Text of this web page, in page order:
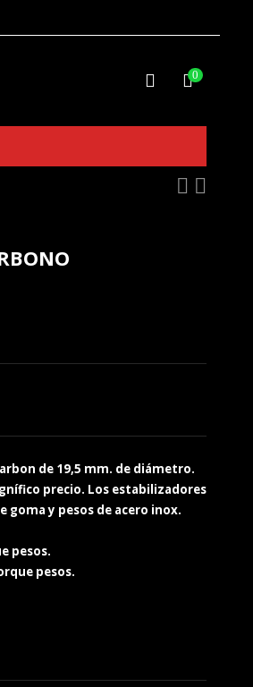
0
de 19,5 mm. de diámetro.
precio. Los estabilizadores
y pesos de acero inox.
pesos.
pesos.